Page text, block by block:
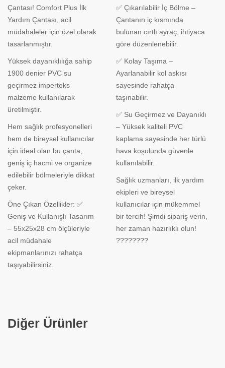
Çantası! Comfort Plus İlk
Yardım Çantası, acil
müdahaleler için özel olarak
tasarlanmıştır.
Yüksek dayanıklılığa sahip
1900 denier PVC su
geçirmez imperteks
malzeme kullanılarak
üretilmiştir.
Hem sağlık profesyonelleri
hem de bireysel kullanıcılar
için ideal olan bu çanta,
geniş iç hacmi ve organize
edilebilir bölmeleriyle dikkat
çeker.
Öne Çıkan Özellikler: ✅
Geniş ve Kullanışlı Tasarım
– 55x25x28 cm ölçüleriyle
acil müdahale
ekipmanlarınızı rahatça
taşıyabilirsiniz.
✅ Çıkarılabilir İç Bölme –
Çantanın iç kısmında
bulunan cırtlı ayraç, ihtiyaca
göre düzenlenebilir.
✅ Kolay Taşıma –
Ayarlanabilir kol askısı
sayesinde rahatça
taşınabilir.
✅ Su Geçirmez ve Dayanıklı
– Yüksek kaliteli PVC
kaplama sayesinde her türlü
hava koşulunda güvenle
kullanılabilir.
Sağlık uzmanları, ilk yardım
ekipleri ve bireysel
kullanıcılar için mükemmel
bir tercih! Şimdi sipariş verin,
her zaman hazırlıklı olun!
????????
Diğer Ürünler